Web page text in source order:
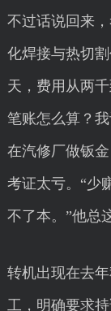
不过话说回来
化焊接与热切
天，费用从两
笔账怎么算？
在汽修厂做钣
考证太亏。“少
不了本。”他总
转机出现在去
工，明确要求